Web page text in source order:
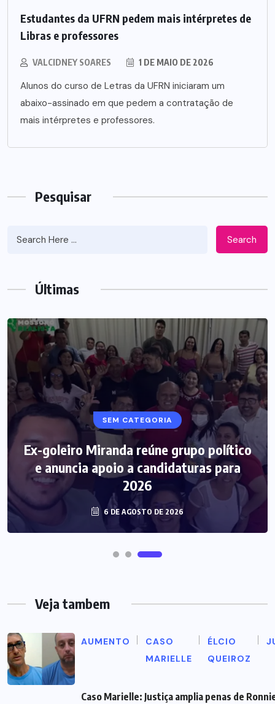
Estudantes da UFRN pedem mais intérpretes de
Libras e professores
VALCIDNEY SOARES 1 DE MAIO DE 2026
Alunos do curso de Letras da UFRN iniciaram um
abaixo-assinado em que pedem a contratação de
mais intérpretes e professores.
Pesquisar
Search
Últimas
SEM CATEGORIA
Ex-goleiro Miranda reúne grupo político
e anuncia apoio a candidaturas para
2026
6 DE AGOSTO DE 2026
Veja tambem
AUMENTO
CASO
MARIELLE
ÉLCIO
QUEIROZ
Caso Marielle: Justiça amplia penas de